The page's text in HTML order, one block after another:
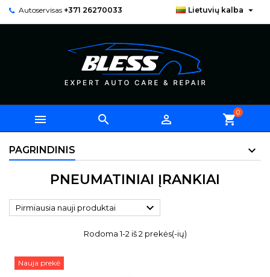
Autoservisas +371 26270033 Lietuvių kalba 
   shopping_cart0
PAGRINDINIS
PNEUMATINIAI ĮRANKIAI
Pirmiausia nauji produktai 
Rodoma 1-2 iš 2 prekės(-ių)
Nauja prekė